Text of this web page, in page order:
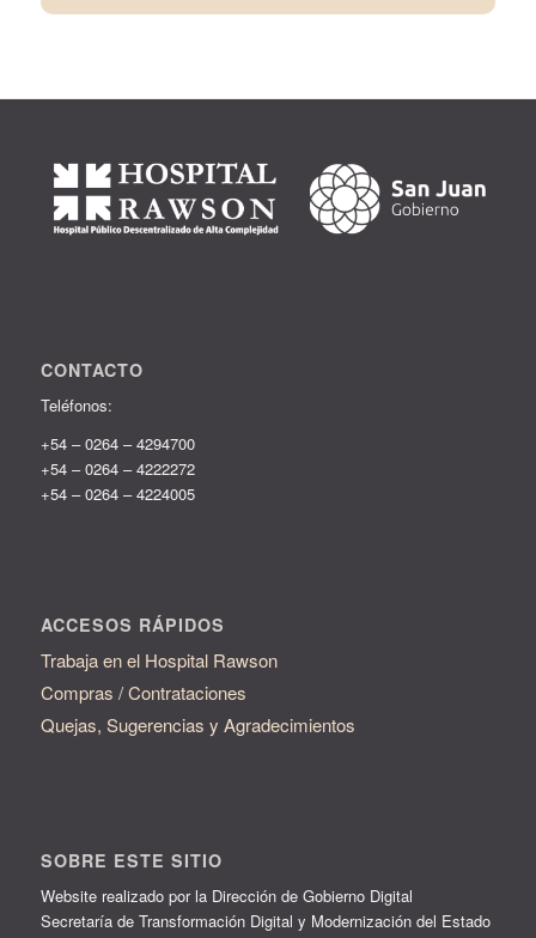
CONTACTO
Teléfonos:
+54 – 0264 – 4294700
+54 – 0264 – 4222272
+54 – 0264 – 4224005
ACCESOS RÁPIDOS
Trabaja en el Hospital Rawson
Compras / Contrataciones
Quejas, Sugerencias y Agradecimientos
SOBRE ESTE SITIO
Website realizado por la Dirección de Gobierno Digital
Secretaría de Transformación Digital y Modernización del Estado